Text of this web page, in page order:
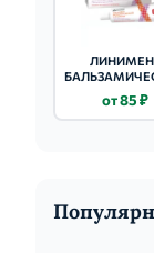
25Г
от 85 ₽